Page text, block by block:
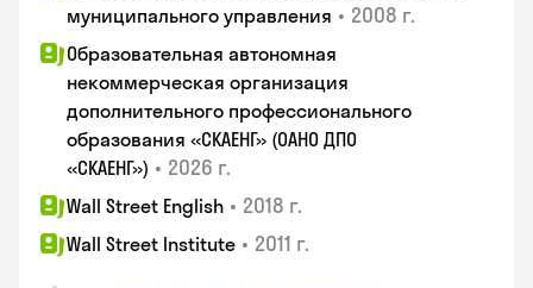
муниципального управления • 2008 г.
Образовательная автономная
некоммерческая организация
дополнительного профессионального
образования «СКАЕНГ» (ОАНО ДПО
«СКАЕНГ») • 2026 г.
Wall Street English • 2018 г.
Wall Street Institute • 2011 г.